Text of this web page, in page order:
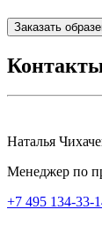
Заказать
Наталья
Менеджер по
+7 495 134-33-